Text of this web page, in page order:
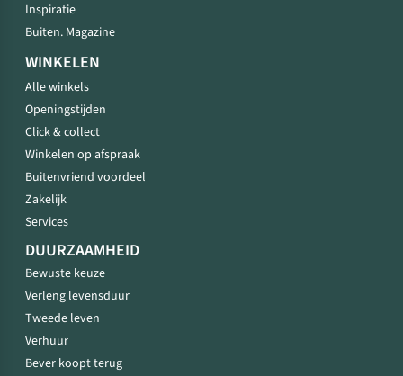
Inspiratie
Buiten. Magazine
WINKELEN
Alle winkels
Openingstijden
Click & collect
Winkelen op afspraak
Buitenvriend voordeel
Zakelijk
Services
DUURZAAMHEID
Bewuste keuze
Verleng levensduur
Tweede leven
Verhuur
Bever koopt terug